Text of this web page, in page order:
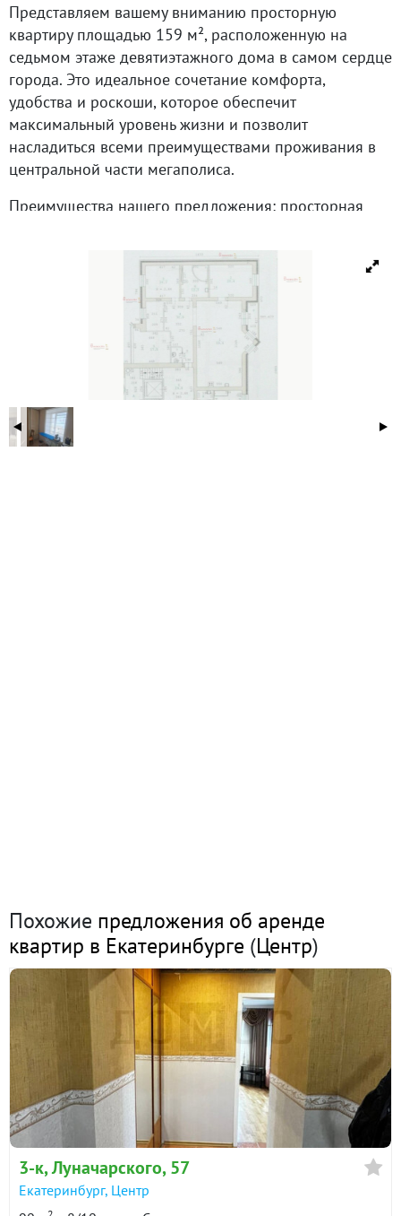
Представляем вашему вниманию просторную
квартиру площадью 159 м², расположенную на
седьмом этаже девятиэтажного дома в самом сердце
города. Это идеальное сочетание комфорта,
удобства и роскоши, которое обеспечит
максимальный уровень жизни и позволит
насладиться всеми преимуществами проживания в
центральной части мегаполиса.
Преимущества нашего предложения: просторная
Высококачественный ремонт и современная техника
для комфортного быта. Прекрасный вид из окон,
открывающийся на живописные городские пейзажи.
Расположение в тихом районе с развитой
инфраструктурой и близостью всех необходимых
объектов городской среды.
Легкий доступ ко всей транспортной сети города
Похожие предложения об аренде
квартир в Екатеринбурге (Центр)
3-к, Луначарского, 57
Екатеринбург, Центр